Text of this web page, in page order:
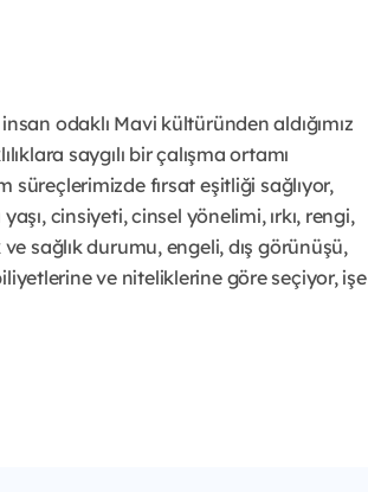
odaklı Mavi kültüründen aldığımız
saygılı bir çalışma ortamı
süreçlerimizde fırsat eşitliği sağlıyor,
cinsiyeti, cinsel yönelimi, ırkı, rengi,
sağlık durumu, engeli, dış görünüşü,
ve niteliklerine göre seçiyor, işe